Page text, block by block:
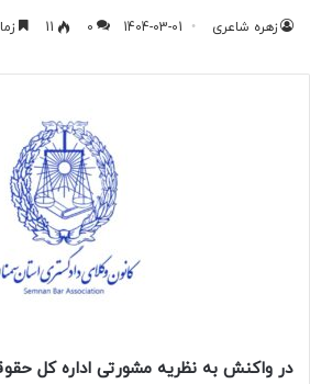
زهره شاعری 1404-03-01
0
11
در واکنش به نظریه مشورتی اداره کل